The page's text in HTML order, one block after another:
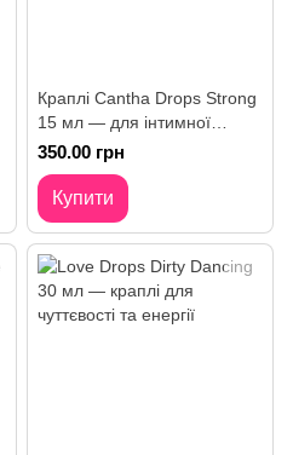
Краплі Cantha Drops Strong
15 мл — для інтимної
енергії та тонусу
350.00 грн
Купити